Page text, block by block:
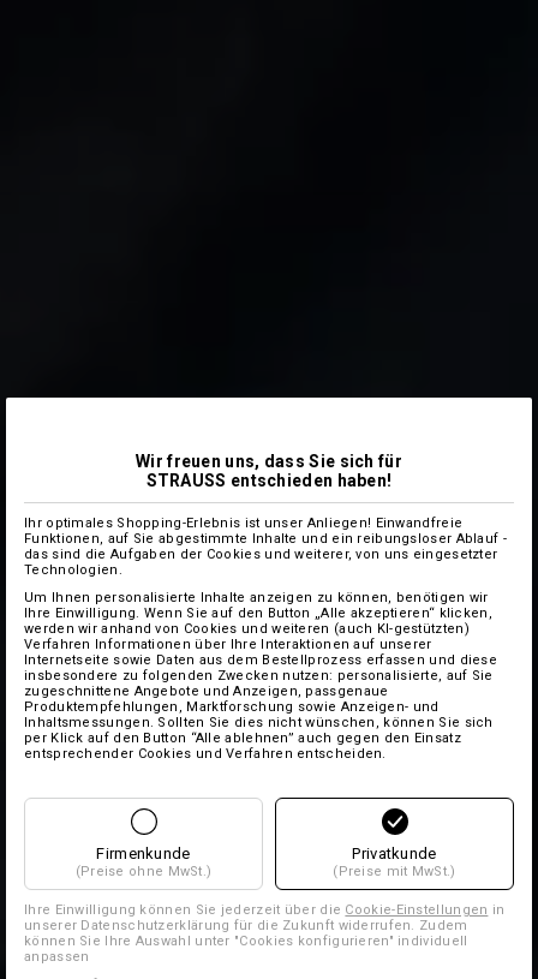
Wir freuen uns, dass Sie sich für
STRAUSS entschieden haben!
Ihr optimales Shopping-Erlebnis ist unser Anliegen! Einwandfreie
Funktionen, auf Sie abgestimmte Inhalte und ein reibungsloser Ablauf -
das sind die Aufgaben der Cookies und weiterer, von uns eingesetzter
Technologien.
Um Ihnen personalisierte Inhalte anzeigen zu können, benötigen wir
Ihre Einwilligung. Wenn Sie auf den Button „Alle akzeptieren“ klicken,
werden wir anhand von Cookies und weiteren (auch KI-gestützten)
Verfahren Informationen über Ihre Interaktionen auf unserer
Internetseite sowie Daten aus dem Bestellprozess erfassen und diese
insbesondere zu folgenden Zwecken nutzen: personalisierte, auf Sie
zugeschnittene Angebote und Anzeigen, passgenaue
Produktempfehlungen, Marktforschung sowie Anzeigen- und
Inhaltsmessungen. Sollten Sie dies nicht wünschen, können Sie sich
per Klick auf den Button “Alle ablehnen” auch gegen den Einsatz
entsprechender Cookies und Verfahren entscheiden.
Firmenkunde
(Preise ohne MwSt.)
Privatkunde
(Preise mit MwSt.)
Ihre Einwilligung können Sie jederzeit über die Cookie-Einstellungen in
unserer Datenschutzerklärung für die Zukunft widerrufen. Zudem
können Sie Ihre Auswahl unter "Cookies konfigurieren" individuell
anpassen